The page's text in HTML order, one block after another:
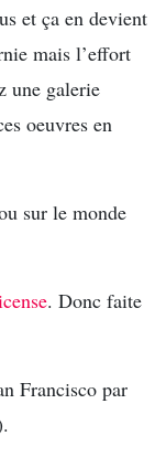
et ça en devient
mais l’effort
une galerie
oeuvres en
sur le monde
. Donc faite
Francisco par